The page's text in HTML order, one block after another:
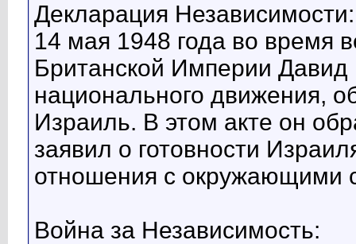
Декларация Независимости:
14 мая 1948 года во время
Британской Империи Давид
национального движения,
Израиль. В этом акте он
заявил о готовности
отношения с окружающими
Война за Независимость: